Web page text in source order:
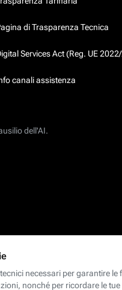
di Trasparenza Tecnica
Services Act (Reg. UE
canali assistenza
dell'AI.